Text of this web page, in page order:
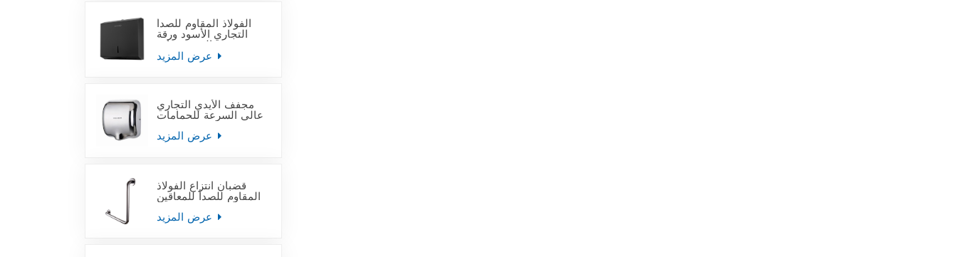
الفولاذ المقاوم للصدأ
التجاري الأسود ورقة
منشفة اليد موزعات
مجفف الأيدي التجاري
عالي السرعة للحمامات
قضبان انتزاع الفولاذ
المقاوم للصدأ للمعاقين